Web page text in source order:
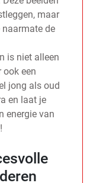
maar
de
is niet alleen
ook een
jong als oud
en laat je
energie van